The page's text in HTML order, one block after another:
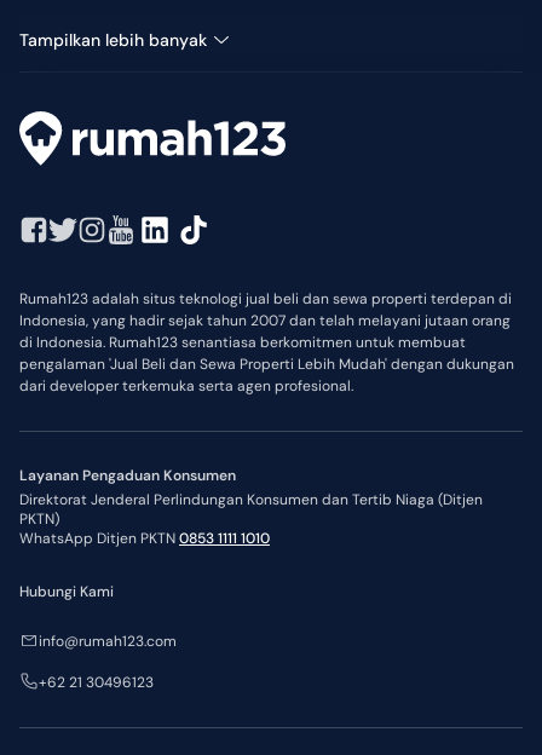
Tampilkan lebih banyak
Rumah123 adalah situs teknologi jual beli dan sewa properti terdepan di
Indonesia, yang hadir sejak tahun 2007 dan telah melayani jutaan orang
di Indonesia. Rumah123 senantiasa berkomitmen untuk membuat
pengalaman 'Jual Beli dan Sewa Properti Lebih Mudah' dengan dukungan
dari developer terkemuka serta agen profesional.
Layanan Pengaduan Konsumen
Direktorat Jenderal Perlindungan Konsumen dan Tertib Niaga (Ditjen
PKTN)
WhatsApp Ditjen PKTN0853 1111 1010
Hubungi Kami
info@rumah123.com
+62 21 30496123